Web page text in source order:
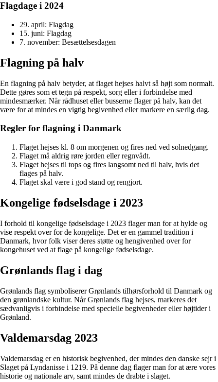
Flagdage i 2024
29. april: Flagdag
15. juni: Flagdag
7. november: Besættelsesdagen
Flagning på halv
En flagning på halv betyder, at flaget hejses halvt så højt som normalt.
Dette gøres som et tegn på respekt, sorg eller i forbindelse med
mindesmærker. Når rådhuset eller busserne flager på halv, kan det
være for at mindes en vigtig begivenhed eller markere en særlig dag.
Regler for flagning i Danmark
Flaget hejses kl. 8 om morgenen og fires ned ved solnedgang.
Flaget må aldrig røre jorden eller regnvådt.
Flaget hejses til tops og fires langsomt ned til halv, hvis det
flages på halv.
Flaget skal være i god stand og rengjort.
Kongelige fødselsdage i 2023
I forhold til kongelige fødselsdage i 2023 flager man for at hylde og
vise respekt over for de kongelige. Det er en gammel tradition i
Danmark, hvor folk viser deres støtte og hengivenhed over for
kongehuset ved at flage på kongelige fødselsdage.
Grønlands flag i dag
Grønlands flag symboliserer Grønlands tilhørsforhold til Danmark og
den grønlandske kultur. Når Grønlands flag hejses, markeres det
sædvanligvis i forbindelse med specielle begivenheder eller højtider i
Grønland.
Valdemarsdag 2023
Valdemarsdag er en historisk begivenhed, der mindes den danske sejr i
Slaget på Lyndanisse i 1219. På denne dag flager man for at ære vores
historie og nationale arv, samt mindes de drabte i slaget.